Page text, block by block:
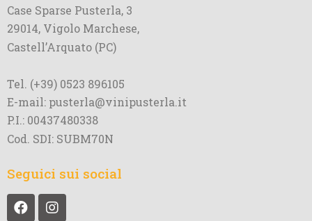
Case Sparse Pusterla, 3
29014, Vigolo Marchese,
Castell’Arquato (PC)
Tel. (+39) 0523 896105
E-mail: pusterla@vinipusterla.it
P.I.: 00437480338
Cod. SDI: SUBM70N
Seguici sui social